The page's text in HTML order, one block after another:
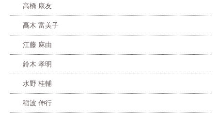
高橋 康友
髙木 富美子
江藤 麻由
鈴木 孝明
水野 桂輔
稲波 伸行